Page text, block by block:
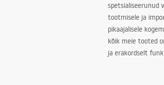
spetsialiseerunud
tootmisele ja
pikaajalisele
kõik meie tooted
ja erakordselt